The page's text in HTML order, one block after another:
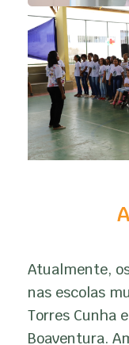
Atualmente,
nas escolas
Torres Cunha
Boaventura.